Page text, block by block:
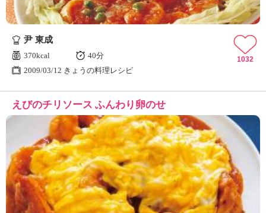
尹 東成
370kcal
40分
2009/03/12 きょうの料理レシピ
1032
えびのチリソース ふんわり卵のせ